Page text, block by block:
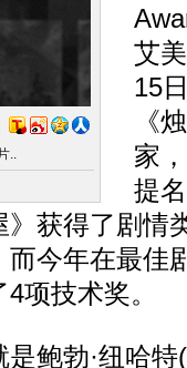
..
艾
15
《
家
提
获得了剧情
今年在最佳
项技术奖。
勃·纽哈特